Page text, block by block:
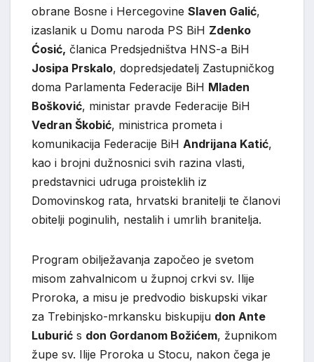
obrane Bosne i Hercegovine Slaven Galić,
izaslanik u Domu naroda PS BiH Zdenko
Ćosić, članica Predsjedništva HNS-a BiH
Josipa Prskalo, dopredsjedatelj Zastupničkog
doma Parlamenta Federacije BiH Mladen
Bošković, ministar pravde Federacije BiH
Vedran Škobić, ministrica prometa i
komunikacija Federacije BiH Andrijana Katić,
kao i brojni dužnosnici svih razina vlasti,
predstavnici udruga proisteklih iz
Domovinskog rata, hrvatski branitelji te članovi
obitelji poginulih, nestalih i umrlih branitelja.
Program obilježavanja započeo je svetom
misom zahvalnicom u župnoj crkvi sv. Ilije
Proroka, a misu je predvodio biskupski vikar
za Trebinjsko-mrkansku biskupiju don Ante
Luburić s don Gordanom Božićem, župnikom
župe sv. Ilije Proroka u Stocu, nakon čega je